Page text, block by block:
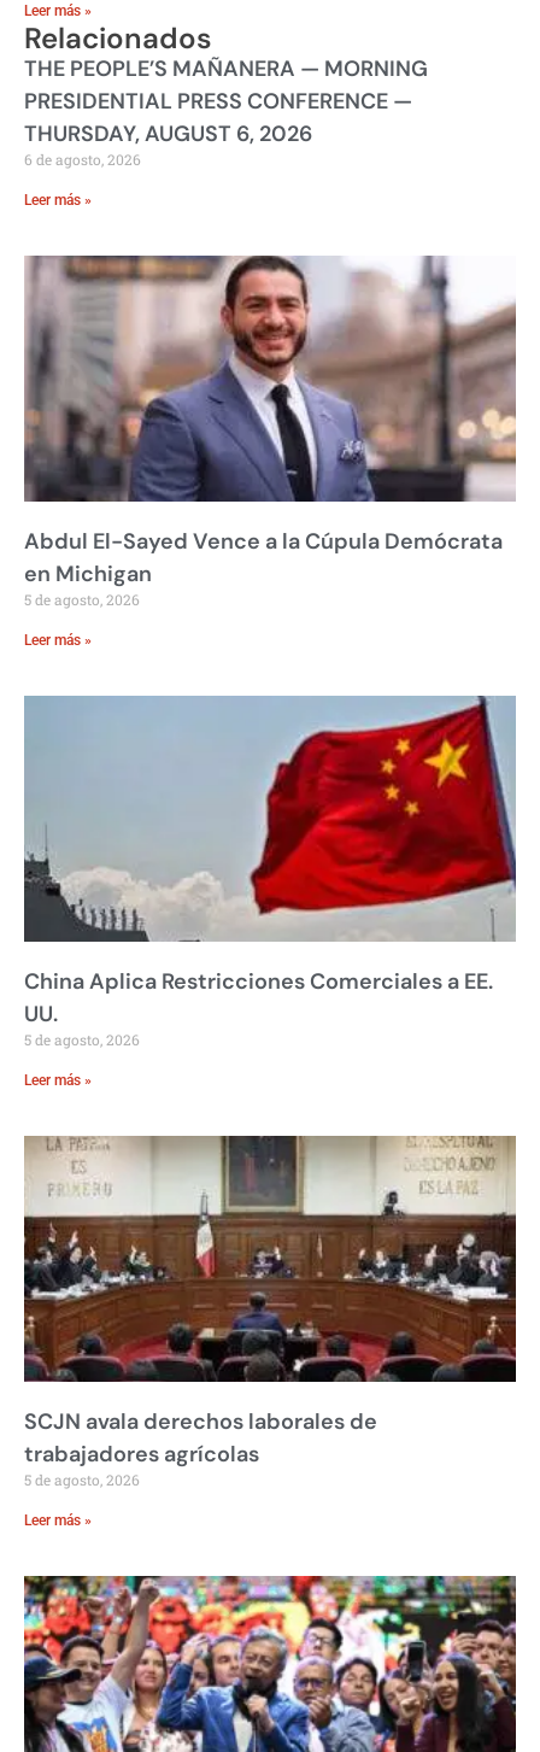
Leer más »
Relacionados
THE PEOPLE’S MAÑANERA — MORNING
PRESIDENTIAL PRESS CONFERENCE —
THURSDAY, AUGUST 6, 2026
6 de agosto, 2026
Leer más »
Abdul El-Sayed Vence a la Cúpula Demócrata
en Michigan
5 de agosto, 2026
Leer más »
China Aplica Restricciones Comerciales a EE.
UU.
5 de agosto, 2026
Leer más »
SCJN avala derechos laborales de
trabajadores agrícolas
5 de agosto, 2026
Leer más »